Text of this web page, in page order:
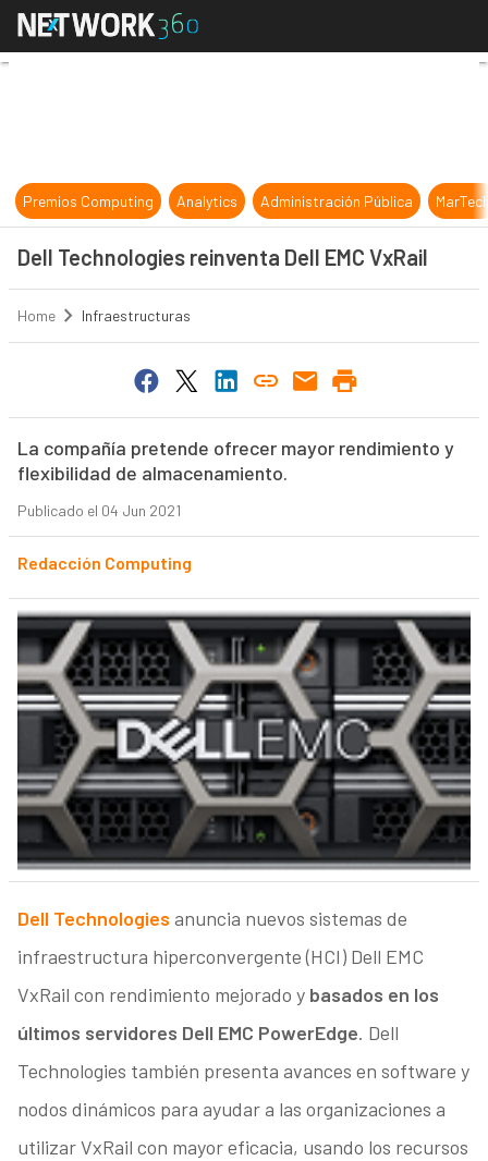
Dell Technologies reinventa Dell
Premios Computing Analytics Administración Pública
Dell Technologies reinventa Dell EMC VxRail
Home Infraestructuras
La compañía pretende ofrecer mayor rendimiento y
flexibilidad de almacenamiento.
Publicado el 04 Jun 2021
Redacción Computing
Dell Technologies anuncia nuevos sistemas de
infraestructura hiperconvergente (HCI) Dell EMC
VxRail con rendimiento mejorado y basados en los
últimos servidores Dell EMC PowerEdge. Dell
Technologies también presenta avances en software y
nodos dinámicos para ayudar a las organizaciones a
utilizar VxRail con mayor eficacia, usando los recursos